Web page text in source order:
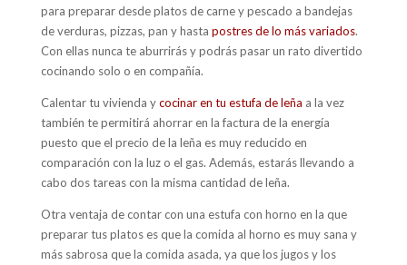
para preparar desde platos de carne y pescado a bandejas
de verduras, pizzas, pan y hasta postres de lo más variados.
Con ellas nunca te aburrirás y podrás pasar un rato divertido
cocinando solo o en compañía.
Calentar tu vivienda ycocinar en tu estufa de leña a la vez
también te permitirá ahorrar en la factura de la energía
puesto que el precio de la leña es muy reducido en
comparación con la luz o el gas. Además, estarás llevando a
cabo dos tareas con la misma cantidad de leña.
Otra ventaja de contar con una estufa con horno en la que
preparar tus platos es que la comida al horno es muy sana y
más sabrosa que la comida asada, ya que los jugos y los